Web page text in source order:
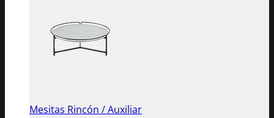
Mesitas Rincón / Auxiliar